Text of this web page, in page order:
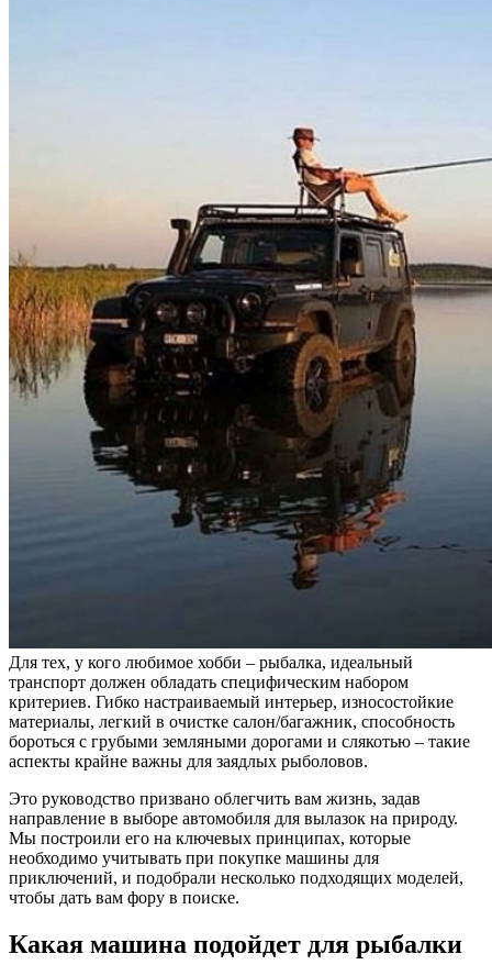
Для тех, у кого любимое хобби – рыбалка, идеальный
транспорт должен обладать специфическим набором
критериев. Гибко настраиваемый интерьер, износостойкие
материалы, легкий в очистке салон/багажник, способность
бороться с грубыми земляными дорогами и слякотью – такие
аспекты крайне важны для заядлых рыболовов.
Это руководство призвано облегчить вам жизнь, задав
направление в выборе автомобиля для вылазок на природу.
Мы построили его на ключевых принципах, которые
необходимо учитывать при покупке машины для
приключений, и подобрали несколько подходящих моделей,
чтобы дать вам фору в поиске.
Какая машина подойдет для рыбалки